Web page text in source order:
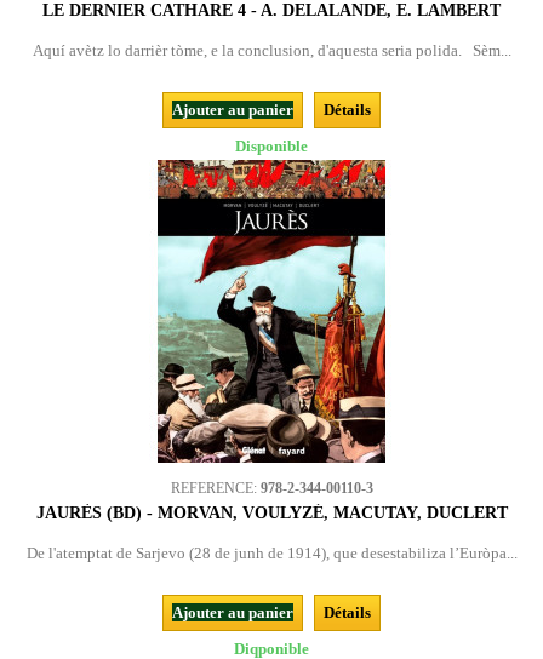
LE DERNIER CATHARE 4 - A. DELALANDE, E. LAMBERT
Aquí avètz lo darrièr tòme, e la conclusion, d'aquesta seria polida. Sèm...
Ajouter au panier
Détails
Disponible
REFERENCE: 978-2-344-00110-3
JAURÈS (BD) - MORVAN, VOULYZÉ, MACUTAY, DUCLERT
De l'atemptat de Sarjevo (28 de junh de 1914), que desestabiliza l’Euròpa...
Ajouter au panier
Détails
Diqponible